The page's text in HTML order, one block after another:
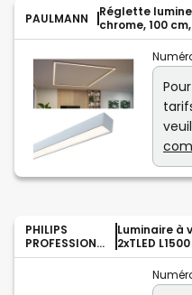
PAULMANN
Réglette
chrome, 100
PHILIPS
PROFESSIONA
L
Luminaire à
2xTLED L1500